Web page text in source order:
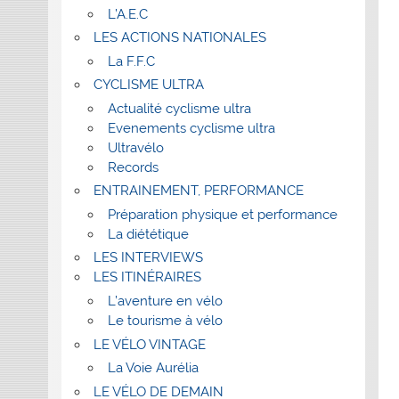
L’A.E.C
LES ACTIONS NATIONALES
La F.F.C
CYCLISME ULTRA
Actualité cyclisme ultra
Evenements cyclisme ultra
Ultravélo
Records
ENTRAINEMENT, PERFORMANCE
Préparation physique et performance
La diététique
LES INTERVIEWS
LES ITINÉRAIRES
L’aventure en vélo
Le tourisme à vélo
LE VÉLO VINTAGE
La Voie Aurélia
LE VÉLO DE DEMAIN